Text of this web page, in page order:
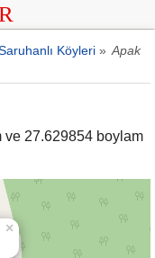
Köyleri » Apak
ve 27.629854 boylam
×